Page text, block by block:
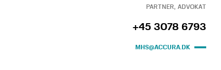
PARTNER, ADVOKAT
+45 3078 6793
MHS@ACCURA.DK